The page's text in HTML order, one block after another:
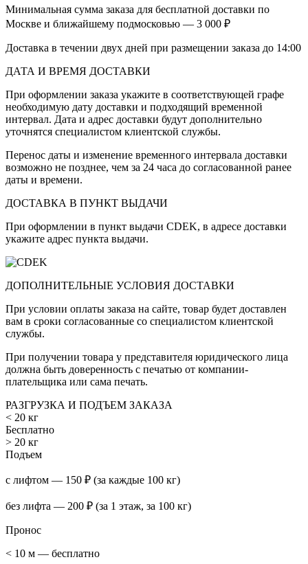
Минимальная сумма заказа для бесплатной доставки по
Москве и ближайшему подмосковью — 3 000 ₽
Доставка в течении двух дней при размещении заказа до 14:00
ДАТА И ВРЕМЯ ДОСТАВКИ
При оформлении заказа укажите в соответствующей графе
необходимую дату доставки и подходящий временной
интервал. Дата и адрес доставки будут дополнительно
уточнятся специалистом клиентской службы.
Перенос даты и изменение временного интервала доставки
возможно не позднее, чем за 24 часа до согласованной ранее
даты и времени.
ДОСТАВКА В ПУНКТ ВЫДАЧИ
При оформлении в пункт выдачи CDEK, в адресе доставки
укажите адрес пункта выдачи.
ДОПОЛНИТЕЛЬНЫЕ УСЛОВИЯ ДОСТАВКИ
При условии оплаты заказа на сайте, товар будет доставлен
вам в сроки согласованные со специалистом клиентской
службы.
При получении товара у представителя юридического лица
должна быть доверенность с печатью от компании-
плательщика или сама печать.
РАЗГРУЗКА И ПОДЪЕМ ЗАКАЗА
< 20 кг
Бесплатно
> 20 кг
Подъем
с лифтом — 150 ₽ (за каждые 100 кг)
без лифта — 200 ₽ (за 1 этаж, за 100 кг)
Пронос
< 10 м — бесплатно